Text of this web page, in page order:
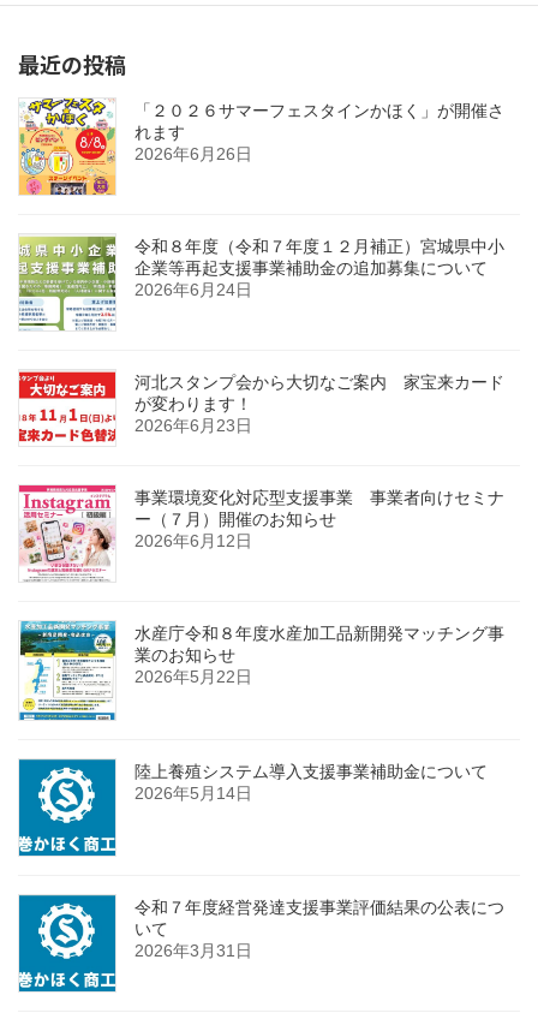
最近の投稿
「２０２６サマーフェスタインかほく」が開催さ
れます
2026年6月26日
令和８年度（令和７年度１２月補正）宮城県中小
企業等再起支援事業補助金の追加募集について
2026年6月24日
河北スタンプ会から大切なご案内 家宝来カード
が変わります！
2026年6月23日
事業環境変化対応型支援事業 事業者向けセミナ
ー（７月）開催のお知らせ
2026年6月12日
水産庁令和８年度水産加工品新開発マッチング事
業のお知らせ
2026年5月22日
陸上養殖システム導入支援事業補助金について
2026年5月14日
令和７年度経営発達支援事業評価結果の公表につ
いて
2026年3月31日